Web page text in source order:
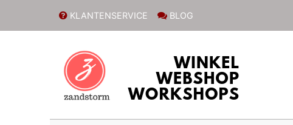
KLANTENSERVICE BLOG